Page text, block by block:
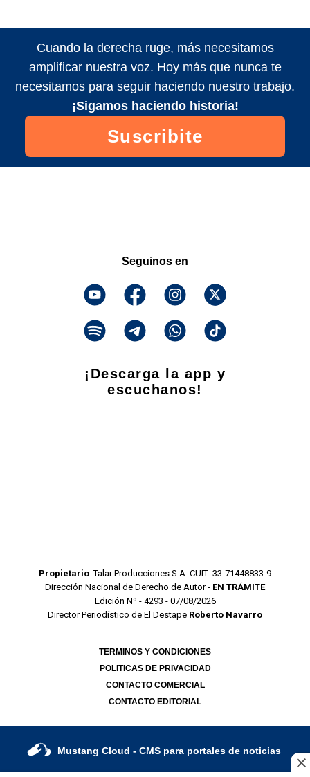
Cuando la derecha ruge, más necesitamos
amplificar nuestra voz. Hoy más que nunca te
necesitamos para seguir haciendo nuestro trabajo.
¡Sigamos haciendo historia!
Suscribite
Seguinos en
¡Descarga la app y
escuchanos!
Propietario: Talar Producciones S.A. CUIT: 33-71448833-9
Dirección Nacional de Derecho de Autor - EN TRÁMITE
Edición Nº - 4293 - 07/08/2026
Director Periodístico de El Destape Roberto Navarro
TERMINOS Y CONDICIONES
POLITICAS DE PRIVACIDAD
CONTACTO COMERCIAL
CONTACTO EDITORIAL
Mustang Cloud - CMS para portales de noticias